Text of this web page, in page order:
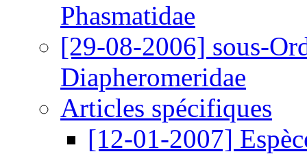
Phasmatidae
[29-08-2006] sous-
Diapheromeridae
Articles spécifiques
[12-01-2007]